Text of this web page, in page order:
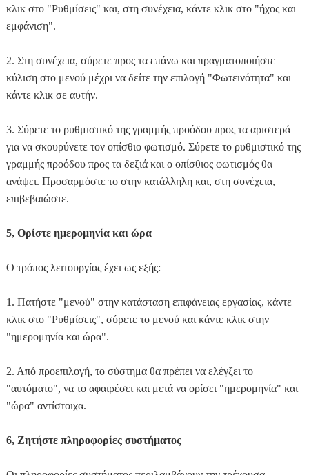
κλικ στο "Ρυθμίσεις" και, στη συνέχεια, κάντε κλικ στο "ήχος και
εμφάνιση".
2. Στη συνέχεια, σύρετε προς τα επάνω και πραγματοποιήστε
κύλιση στο μενού μέχρι να δείτε την επιλογή "Φωτεινότητα" και
κάντε κλικ σε αυτήν.
3. Σύρετε το ρυθμιστικό της γραμμής προόδου προς τα αριστερά
για να σκουρύνετε τον οπίσθιο φωτισμό. Σύρετε το ρυθμιστικό της
γραμμής προόδου προς τα δεξιά και ο οπίσθιος φωτισμός θα
ανάψει. Προσαρμόστε το στην κατάλληλη και, στη συνέχεια,
επιβεβαιώστε.
5, Ορίστε ημερομηνία και ώρα
Ο τρόπος λειτουργίας έχει ως εξής:
1. Πατήστε "μενού" στην κατάσταση επιφάνειας εργασίας, κάντε
κλικ στο "Ρυθμίσεις", σύρετε το μενού και κάντε κλικ στην
"ημερομηνία και ώρα".
2. Από προεπιλογή, το σύστημα θα πρέπει να ελέγξει το
"αυτόματο", να το αφαιρέσει και μετά να ορίσει "ημερομηνία" και
"ώρα" αντίστοιχα.
6, Ζητήστε πληροφορίες συστήματος